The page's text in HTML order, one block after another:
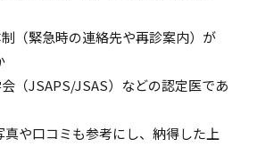
（緊急時の連絡先や再診案内）が
（JSAPS/JSAS）などの認定医であ
真や口コミも参考にし、納得した上